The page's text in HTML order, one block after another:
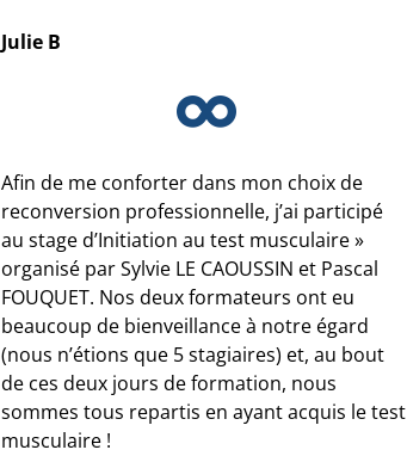
Julie B
Afin de me conforter dans mon choix de
reconversion professionnelle, j’ai participé
au stage d’Initiation au test musculaire »
organisé par Sylvie LE CAOUSSIN et Pascal
FOUQUET. Nos deux formateurs ont eu
beaucoup de bienveillance à notre égard
(nous n’étions que 5 stagiaires) et, au bout
de ces deux jours de formation, nous
sommes tous repartis en ayant acquis le test
musculaire !